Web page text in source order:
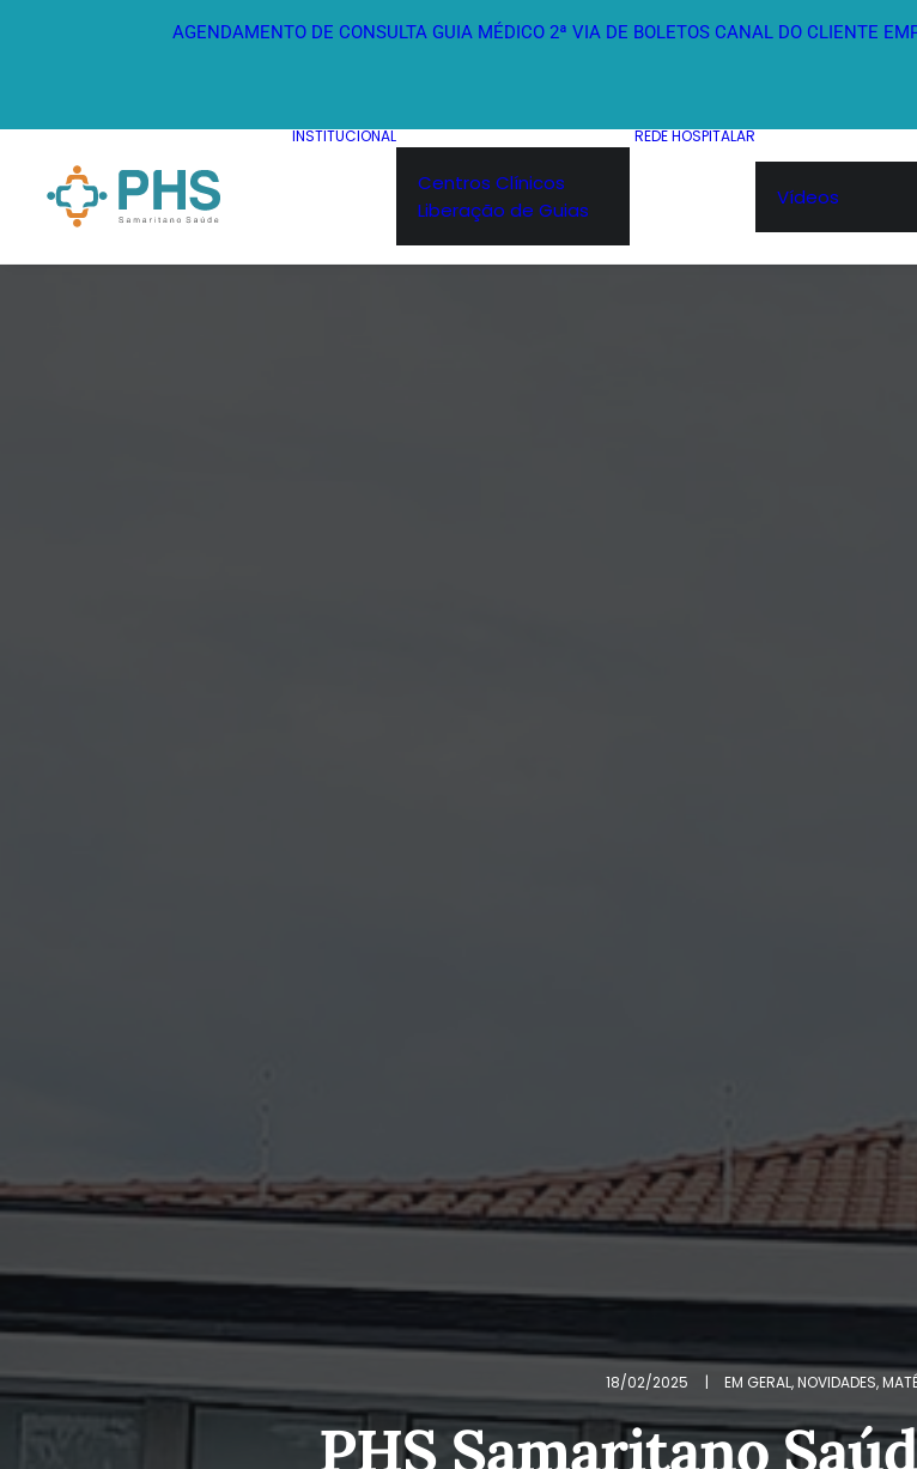
AGENDAMENTO DE CONSULTA GUIA MÉDICO 2ª VIA DE BOLETOS CANAL DO CLIENTE
INSTITUCIONAL
Centros Clínicos
Liberação de Guias
REDE HOSPITALAR
Vídeos
18/02/2025 | EM GERAL,NOVIDADES,
PHS Samaritano